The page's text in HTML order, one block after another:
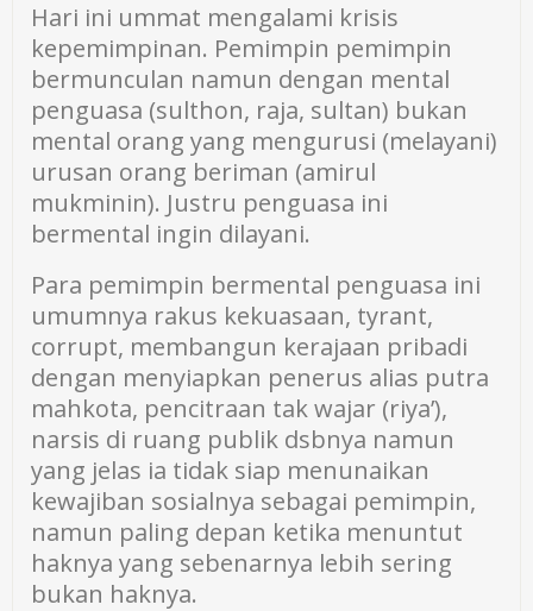
Hari ini ummat mengalami krisis
kepemimpinan. Pemimpin pemimpin
bermunculan namun dengan mental
penguasa (sulthon, raja, sultan) bukan
mental orang yang mengurusi (melayani)
urusan orang beriman (amirul
mukminin). Justru penguasa ini
bermental ingin dilayani.
Para pemimpin bermental penguasa ini
umumnya rakus kekuasaan, tyrant,
corrupt, membangun kerajaan pribadi
dengan menyiapkan penerus alias putra
mahkota, pencitraan tak wajar (riya’),
narsis di ruang publik dsbnya namun
yang jelas ia tidak siap menunaikan
kewajiban sosialnya sebagai pemimpin,
namun paling depan ketika menuntut
haknya yang sebenarnya lebih sering
bukan haknya.